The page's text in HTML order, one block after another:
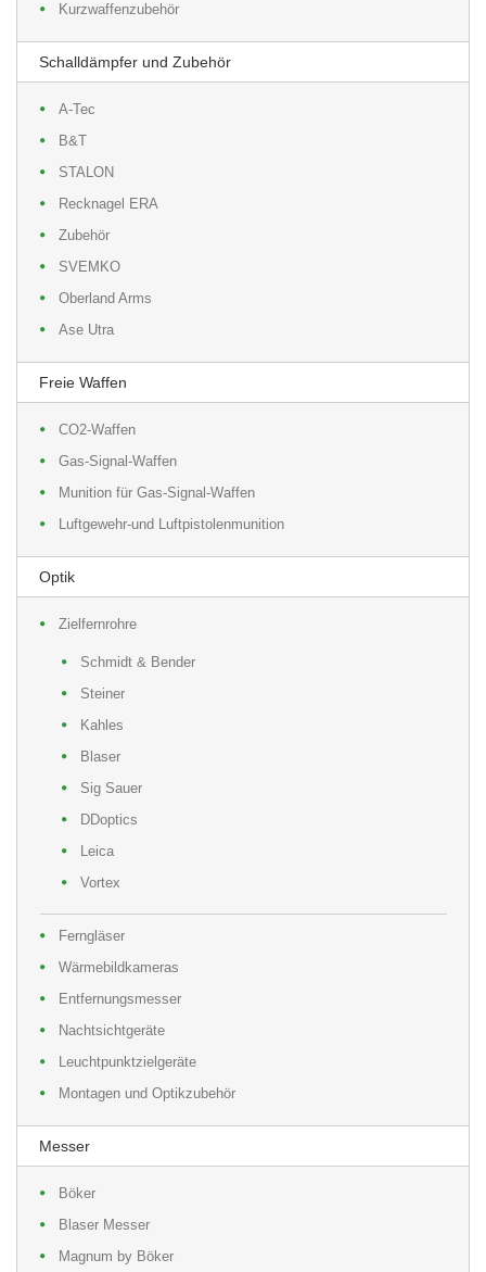
Kurzwaffenzubehör
Schalldämpfer und Zubehör
A-Tec
B&T
STALON
Recknagel ERA
Zubehör
SVEMKO
Oberland Arms
Ase Utra
Freie Waffen
CO2-Waffen
Gas-Signal-Waffen
Munition für Gas-Signal-Waffen
Luftgewehr-und Luftpistolenmunition
Optik
Zielfernrohre
Schmidt & Bender
Steiner
Kahles
Blaser
Sig Sauer
DDoptics
Leica
Vortex
Ferngläser
Wärmebildkameras
Entfernungsmesser
Nachtsichtgeräte
Leuchtpunktzielgeräte
Montagen und Optikzubehör
Messer
Böker
Blaser Messer
Magnum by Böker